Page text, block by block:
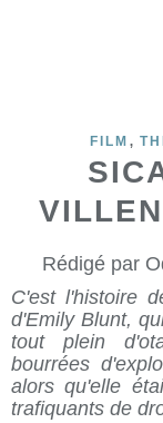
FILM ,
Rédigé par
C'est l'histoire
d'Emily Blunt,
tout plein
bourrées
alors qu'elle
trafiquants de